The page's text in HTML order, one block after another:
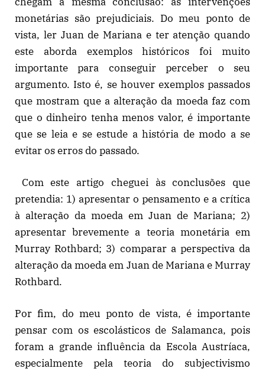
monetárias são prejudiciais. Do meu ponto de
vista, ler Juan de Mariana e ter atenção quando
este aborda exemplos históricos foi muito
importante para conseguir perceber o seu
argumento. Isto é, se houver exemplos passados
que mostram que a alteração da moeda faz com
que o dinheiro tenha menos valor, é importante
que se leia e se estude a história de modo a se
evitar os erros do passado.
Com este artigo cheguei às conclusões que
pretendia: 1) apresentar o pensamento e a crítica
à alteração da moeda em Juan de Mariana; 2)
apresentar brevemente a teoria monetária em
Murray Rothbard; 3) comparar a perspectiva da
alteração da moeda em Juan de Mariana e Murray
Rothbard.
Por fim, do meu ponto de vista, é importante
pensar com os escolásticos de Salamanca, pois
foram a grande influência da Escola Austríaca,
especialmente pela teoria do subjectivismo